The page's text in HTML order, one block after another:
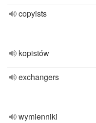
copyists
kopistów
exchangers
wymienniki